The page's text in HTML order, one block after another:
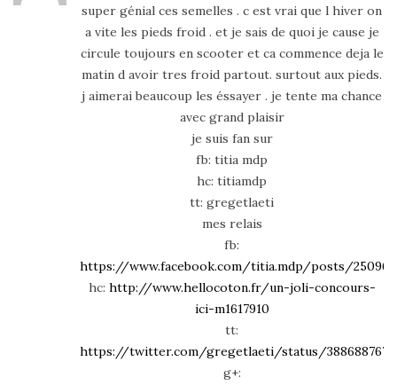
super génial ces semelles . c est vrai que l hiver on
a vite les pieds froid . et je sais de quoi je cause je
circule toujours en scooter et ca commence deja le
matin d avoir tres froid partout. surtout aux pieds.
j aimerai beaucoup les éssayer . je tente ma chance
avec grand plaisir
je suis fan sur
fb: titia mdp
hc: titiamdp
tt: gregetlaeti
mes relais
fb:
https://www.facebook.com/titia.mdp/posts/
hc: http://www.hellocoton.fr/un-joli-concours-
ici-m1617910
tt:
https://twitter.com/gregetlaeti/status/
g+: